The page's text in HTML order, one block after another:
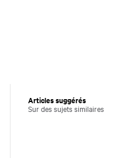
Articles suggérés
Sur des sujets similaires